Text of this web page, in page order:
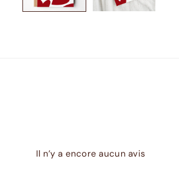
Il n’y a encore aucun avis